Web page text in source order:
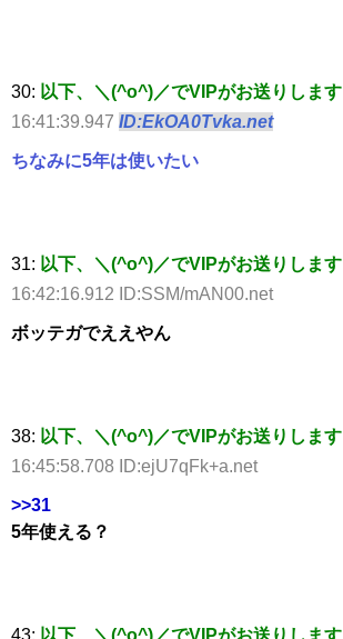
30: 以下、＼(^o^)／でVIPがお送りします
16:41:39.947 ID:EkOA0Tvka.net
ちなみに5年は使いたい
31: 以下、＼(^o^)／でVIPがお送りします
16:42:16.912 ID:SSM/mAN00.net
ボッテガでええやん
38: 以下、＼(^o^)／でVIPがお送りします
16:45:58.708 ID:ejU7qFk+a.net
>>31
5年使える？